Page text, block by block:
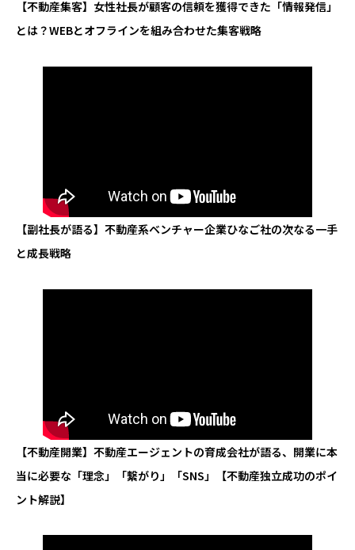
【不動産集客】女性社長が顧客の信頼を獲得できた「情報発信」
とは？WEBとオフラインを組み合わせた集客戦略
【副社長が語る】不動産系ベンチャー企業ひなご社の次なる一手
と成長戦略
【不動産開業】不動産エージェントの育成会社が語る、開業に本
当に必要な「理念」「繋がり」「SNS」【不動産独立成功のポイ
ント解説】